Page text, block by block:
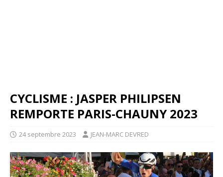
CYCLISME : JASPER PHILIPSEN
REMPORTE PARIS-CHAUNY 2023
24 septembre 2023 JEAN-MARC DEVRED